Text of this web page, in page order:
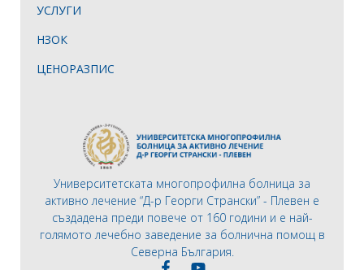
Университетската многопрофилна болница за
активно лечение “Д-р Георги Странски” - Плевен е
създадена преди повече от 160 години и е най-
голямото лечебно заведение за болнична помощ в
Северна България.
УСЛУГИ
НЗОК
ЦЕНОРАЗПИС